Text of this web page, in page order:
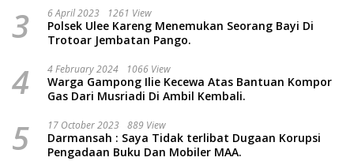
3 6 April 2023 1261 View
Polsek Ulee Kareng Menemukan Seorang Bayi Di
Trotoar Jembatan Pango.
4 4 February 2024 1066 View
Warga Gampong Ilie Kecewa Atas Bantuan Kompor
Gas Dari Musriadi Di Ambil Kembali.
5 17 October 2023 889 View
Darmansah : Saya Tidak terlibat Dugaan Korupsi
Pengadaan Buku Dan Mobiler MAA.